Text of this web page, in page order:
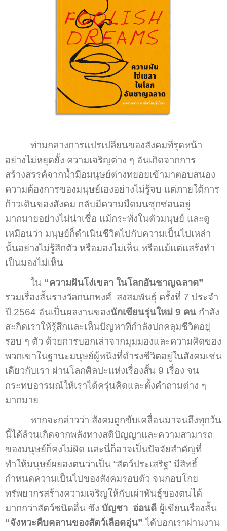
ท่ามกลางการแปรเปลี่ยนของสังคมที่รุดหน้า
อย่างไม่หยุดยั้ง ความเจริญต่าง ๆ อันเกิดจากการ
สร้างสรรค์จากน้ำมือมนุษย์ต่างทยอยเข้ามาตอบสนอง
ความต้องการของมนุษย์เองอย่างไม่รู้จบ แต่ภายใต้การ
ก้าวเดินของสังคม กลับมีความมืดมนซุกซ่อนอยู่
มากมายอย่างไม่น่าเชื่อ แม้กระทั่งในตัวมนุษย์ และดู
เหมือนว่า มนุษย์ก็ดำเนินชีวิตไปกับความเป็นไปเหล่า
นั้นอย่างไม่รู้สึกตัว หรือมองไม่เห็น หรือแม้แต่แสร้งทำ
เป็นมองไม่เห็น
ใน “ความฝันโง่เขลา ในโลกอันชาญฉลาด”
รวมเรื่องสั้นรางวัลกนกพงศ์ สงสมพันธุ์ ครั้งที่ 7 ประจำ
ปี 2564 อันเป็นผลงานของนักเขียนรุ่นใหม่ 9 คน กำลัง
สะกิดเราให้รู้สึกและเห็นปัญหาที่กำลังปกคลุมชีวิตอยู่
รอบ ๆ ตัว ด้วยการบอกเล่าจากมุมมองและความคิดของ
พวกเขาในฐานะมนุษย์ผู้หนึ่งที่ดำรงชีวิตอยู่ในสังคมเช่น
เดียวกับเรา ผ่านโลกศิลปะแห่งเรื่องสั้น 9 เรื่อง จน
กระทบอารมณ์ให้เราได้ครุ่นคิดและตั้งคำถามต่าง ๆ
มากมาย
หากจะกล่าวว่า สังคมถูกขับเคลื่อนมาจนถึงทุกวัน
นี้ได้ล้วนเกิดจากพลังทางสติปัญญาและความสามารถ
ของมนุษย์ก็คงไม่ผิด และนี่ก็อาจเป็นปัจจัยสำคัญที่
ทำให้มนุษย์ผยองตนว่าเป็น “สัตว์ประเสริฐ” มีสิทธิ์
กำหนดความเป็นไปของสังคมรอบตัว จนกอบโกย
ทรัพยากรสร้างความเจริญให้กับเผ่าพันธุ์ของตนได้
มากกว่าสัตว์ชนิดอื่น ซึ่ง บัญชา อ่อนดี ผู้เขียนเรื่องสั้น
“จังหวะคืบคลานของสัตว์เลือดอุ่น”ได้บอกเราผ่านงาน